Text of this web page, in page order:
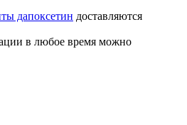
дапоксетин доставляются
в любое время можно